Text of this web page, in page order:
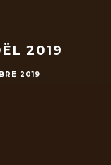
2019
2019